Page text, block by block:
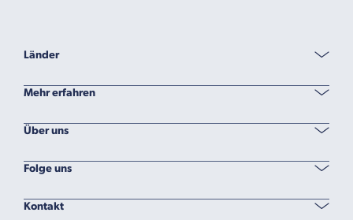
Länder
Mehr erfahren
Über uns
Folge uns
Kontakt